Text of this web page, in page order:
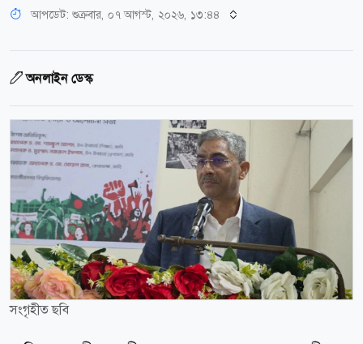
আপডেট: শুক্রবার, ০৭ আগস্ট, ২০২৬, ১৩:৪৪
অনলাইন ডেস্ক
সংগৃহীত ছবি